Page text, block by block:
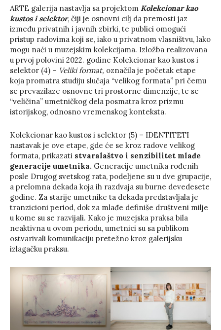
ARTE galerija nastavlja sa projektom Kolekcionar kao
kustos i selektor, čiji je osnovni cilj da premosti jaz
između privatnih i javnih zbirki, te publici omogući
pristup radovima koji se, iako u privatnom vlasništvu, lako
mogu naći u muzejskim kolekcijama. Izložba realizovana
u prvoj polovini 2022. godine Kolekcionar kao kustos i
selektor (4) – Veliki format, označila je početak etape
koja promatra studiju slučaja “velikog formata” pri čemu
se prevazilaze osnovne tri prostorne dimenzije, te se
“veličina” umetničkog dela posmatra kroz prizmu
istorijskog, odnosno vremenskog konteksta.
Kolekcionar kao kustos i selektor (5) – IDENTITETI
nastavak je ove etape, gde će se kroz radove velikog
formata, prikazati stvaralaštvo i senzibilitet mlađe
generacije umetnika. Generacije umetnika rođenih
posle Drugog svetskog rata, podeljene su u dve grupacije,
a prelomna dekada koja ih razdvaja su burne devedesete
godine. Za starije umetnike ta dekada predstavljala je
tranzicioni period, dok za mlađe definiše društveni milje
u kome su se razvijali. Kako je muzejska praksa bila
neaktivna u ovom periodu, umetnici su sa publikom
ostvarivali komunikaciju pretežno kroz galerijsku
izlagačku praksu.